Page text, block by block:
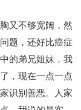
又不够宽阔，然
题，还好比癌症
的弟兄姐妹，我
，现在一点一点
识别善恶。人家